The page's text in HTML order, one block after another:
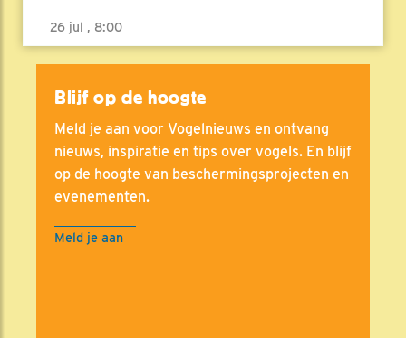
26 jul , 8:00
Blijf op de hoogte
Meld je aan voor Vogelnieuws en ontvang
nieuws, inspiratie en tips over vogels. En blijf
op de hoogte van beschermingsprojecten en
evenementen.
Meld je aan